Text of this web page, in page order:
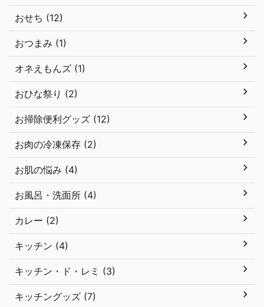
おせち (12)
おつまみ (1)
オネえもんズ (1)
おひな祭り (2)
お掃除便利グッズ (12)
お肉の冷凍保存 (2)
お肌の悩み (4)
お風呂・洗面所 (4)
カレー (2)
キッチン (4)
キッチン・ド・レミ (3)
キッチングッズ (7)